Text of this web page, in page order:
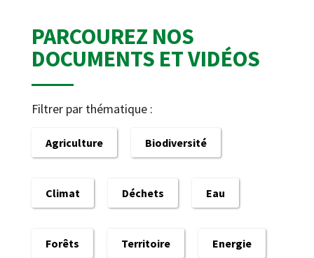
PARCOUREZ NOS
DOCUMENTS ET VIDÉOS
Filtrer par thématique :
Agriculture Biodiversité
Climat Déchets Eau
Forêts Territoire Energie